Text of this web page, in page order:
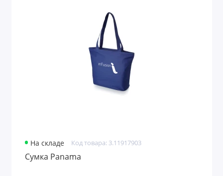
На складе Код товара: 3.11917903
Сумка Panama